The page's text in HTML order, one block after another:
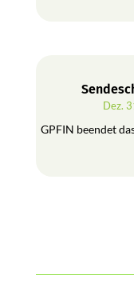
Dez.
GPFIN beendet